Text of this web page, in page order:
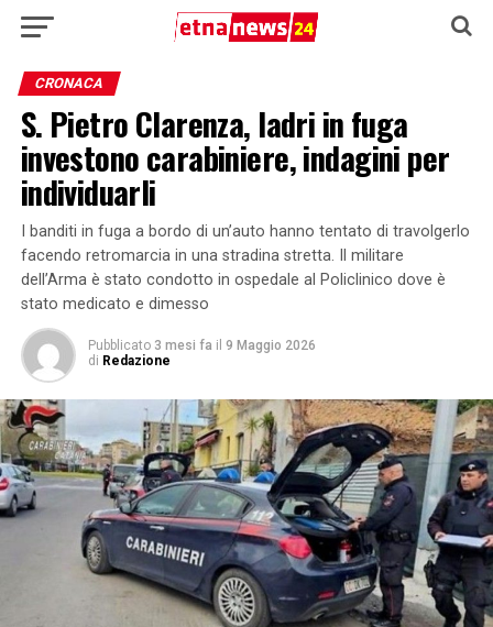
CRONACA
S. Pietro Clarenza, ladri in fuga
investono carabiniere, indagini per
individuarli
I banditi in fuga a bordo di un’auto hanno tentato di travolgerlo
facendo retromarcia in una stradina stretta. Il militare
dell’Arma è stato condotto in ospedale al Policlinico dove è
stato medicato e dimesso
Pubblicato 3 mesi fa il 9 Maggio 2026
di Redazione